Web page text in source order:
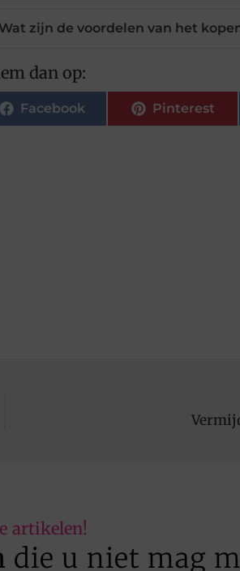
Wat zijn de voordelen van het
dan op:
Facebook Pinterest
artikelen!
die u niet mag